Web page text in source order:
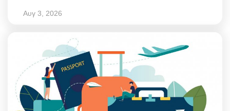
Αυγ 3, 2026